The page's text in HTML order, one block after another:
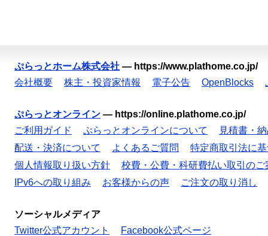
ぷらっとホーム株式会社 — https://www.plathome.co.jp/
会社概要
株主・投資家情報 電子公告 OpenBlocks
ぷらっとオンライン — https://online.plathome.co.jp/
ご利用ガイド
ぷらっとオンラインについて
見積書・
配送・決済について
よくあるご質問
特定商取引法に
個人情報取り扱い方針
校費・公費・科研費払い取引のご
IPv6への取り組み
お客様からの声 ご注文の取り消し
ソーシャルメディア
Twitter公式アカウント
Facebook公式ページ